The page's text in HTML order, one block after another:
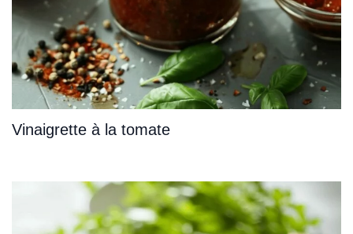
Vinaigrette à la tomate